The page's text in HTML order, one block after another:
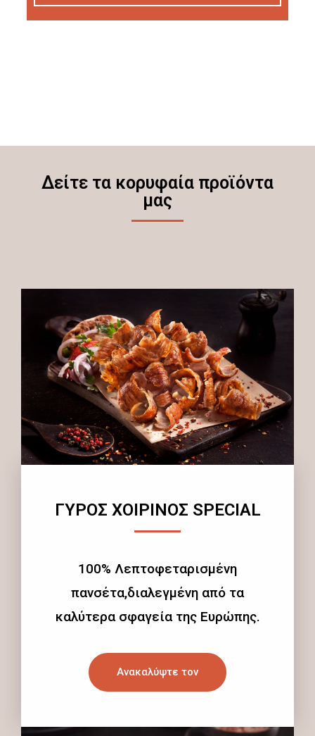
Δείτε τα κορυφαία προϊόντα
μας
ΓΥΡΟΣ ΧΟΙΡΙΝΟΣ SPECIAL
100% Λεπτοφεταρισμένη
πανσέτα,διαλεγμένη από τα
καλύτερα σφαγεία της Ευρώπης.
Ανακαλύψτε τον